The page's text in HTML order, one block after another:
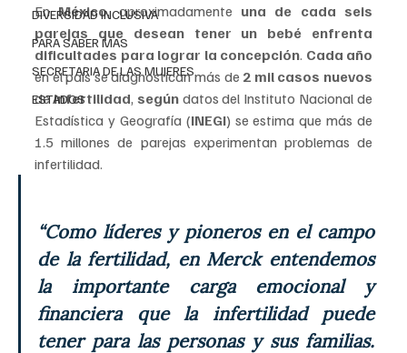
DIVERSIDAD INCLUSIVA
PARA SABER MAS
SECRETARIA DE LAS MUJERES
ESTADOS
En México, aproximadamente una de cada seis
parejas que desean tener un bebé enfrenta
dificultades para lograr la concepción. Cada año
en el país se diagnostican más de
de infertilidad, según datos del Instituto Nacional de
Estadística y Geografía (INEGI) se estima que más de
1.5 millones de parejas experimentan problemas de
infertilidad.
“Como líderes y pioneros en el campo
de la fertilidad, en Merck entendemos
la importante carga emocional y
financiera que la infertilidad puede
tener para las personas y sus familias.